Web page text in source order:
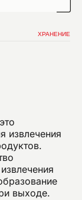
ХРАНЕНИЕ
извлечения
выходе.